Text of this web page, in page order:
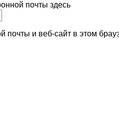
почты здесь
почты и веб-сайт в этом